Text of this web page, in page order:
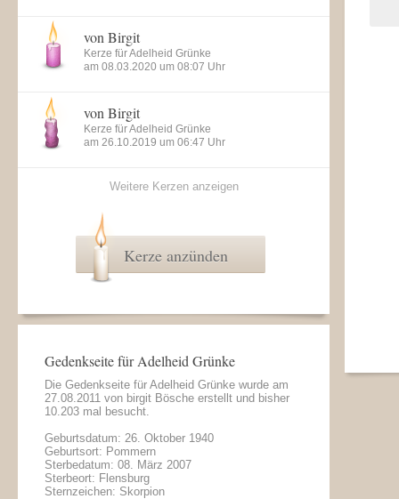
von Birgit
Kerze für Adelheid Grünke
am 08.03.2020 um 08:07 Uhr
von Birgit
Kerze für Adelheid Grünke
am 26.10.2019 um 06:47 Uhr
Weitere Kerzen anzeigen
Kerze anzünden
Gedenkseite für Adelheid Grünke
Die Gedenkseite für Adelheid Grünke wurde am
27.08.2011 von birgit Bösche erstellt und bisher
10.203 mal besucht.
Geburtsdatum: 26. Oktober 1940
Geburtsort: Pommern
Sterbedatum: 08. März 2007
Sterbeort: Flensburg
Sternzeichen: Skorpion